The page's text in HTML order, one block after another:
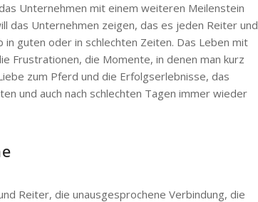
Unternehmen mit einem weiteren Meilenstein
das Unternehmen zeigen, das es jeden Reiter und
guten oder in schlechten Zeiten. Das Leben mit
Frustrationen, die Momente, in denen man kurz
zum Pferd und die Erfolgserlebnisse, das
und auch nach schlechten Tagen immer wieder
Reiter, die unausgesprochene Verbindung, die